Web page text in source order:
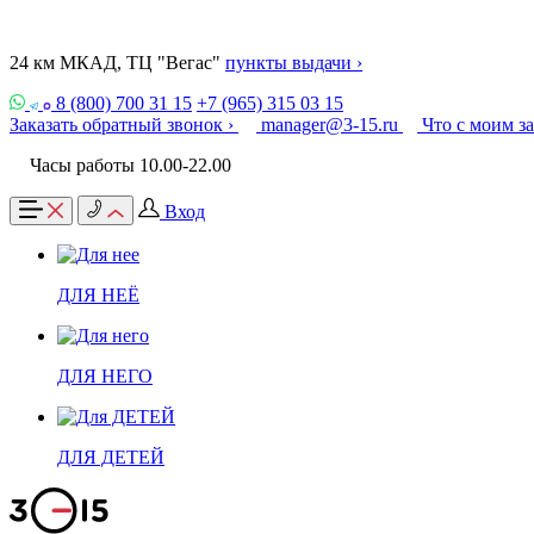
24 км МКАД, ТЦ "Вегас" пункты выдачи ›
8 (800) 700 31 15 +7 (965) 315 03 15
Заказать обратный звонок ›
manager@3-15.ru
Что с моим
Часы работы 10.00-22.00
Вход
ДЛЯ НЕЁ
ДЛЯ НЕГО
ДЛЯ ДЕТЕЙ